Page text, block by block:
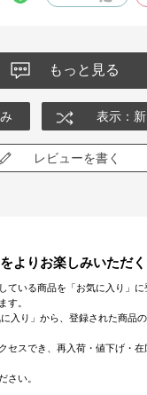
もっと見る
表示：
レビューを書く
をよりお楽しみいただく
ている商品を「お気に入り」に
す。
入り」から、登録された商品
セスでき、再入荷・値下げ・
さい。